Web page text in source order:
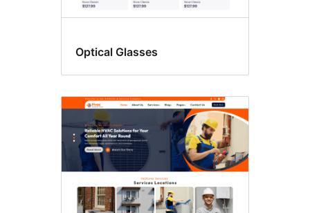
Optical Glasses